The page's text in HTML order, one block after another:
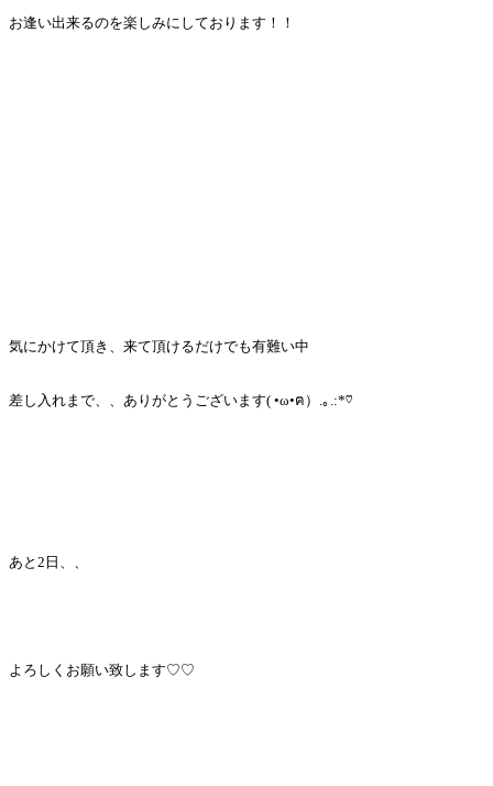
お逢い出来るのを楽しみにしております！！
気にかけて頂き、来て頂けるだけでも有難い中
差し入れまで、、ありがとうございます( •ω•ฅ）.｡.:*♡
あと2日、、
よろしくお願い致します♡♡